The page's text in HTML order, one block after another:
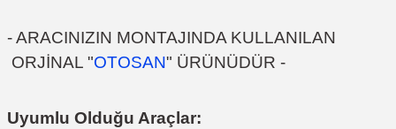
- ARACINIZIN MONTAJINDA KULLANILAN
ORJİNAL "OTOSAN" ÜRÜNÜDÜR -
Uyumlu Olduğu Araçlar: